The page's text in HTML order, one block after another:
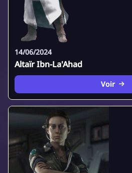
14/06/2024
Altaïr Ibn-La'Ahad
Voir